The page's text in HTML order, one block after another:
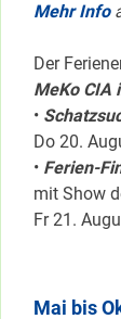
Mehr Info
Der
MeKo CIA
•
Do 20.
• Ferien-
mit Show
Fr 21.
Mai bis